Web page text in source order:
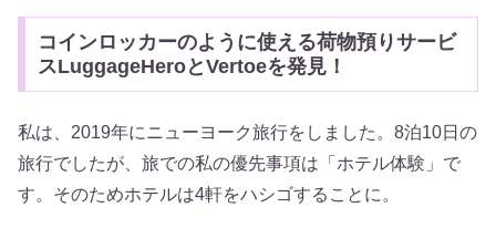
コインロッカーのように使える荷物預りサービ
スLuggageHeroとVertoeを発見！
私は、2019年にニューヨーク旅行をしました。8泊10日の
旅行でしたが、旅での私の優先事項は「ホテル体験」で
す。そのためホテルは4軒をハシゴすることに。